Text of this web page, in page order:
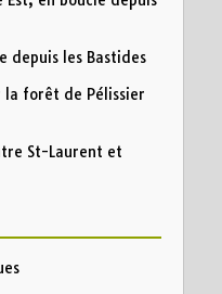
depuis les Bastides
la forêt de Pélissier
St-Laurent et